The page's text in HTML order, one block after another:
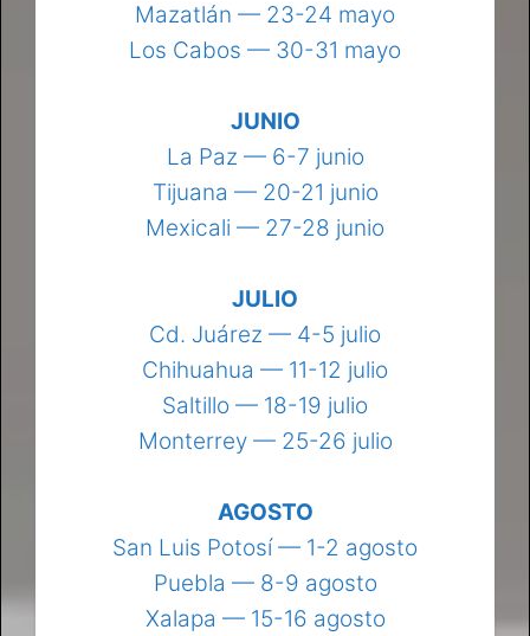
Mazatlán — 23-24 mayo
Los Cabos — 30-31 mayo
JUNIO
La Paz — 6-7 junio
Tijuana — 20-21 junio
Mexicali — 27-28 junio
JULIO
Cd. Juárez — 4-5 julio
Chihuahua — 11-12 julio
Saltillo — 18-19 julio
Monterrey — 25-26 julio
AGOSTO
San Luis Potosí — 1-2 agosto
Puebla — 8-9 agosto
Xalapa — 15-16 agosto